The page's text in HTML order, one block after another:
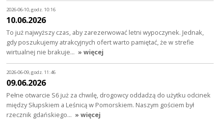
2026-06-10, godz. 10:16
10.06.2026
To już najwyższy czas, aby zarezerwować letni wypoczynek. Jednak,
gdy poszukujemy atrakcyjnych ofert warto pamiętać, że w strefie
wirtualnej nie brakuje… » więcej
2026-06-09, godz. 11:46
09.06.2026
Pełne otwarcie S6 już za chwilę, drogowcy oddadzą do użytku odcinek
między Słupskiem a Leśnicą w Pomorskiem. Naszym gościem był
rzecznik gdańskiego… » więcej